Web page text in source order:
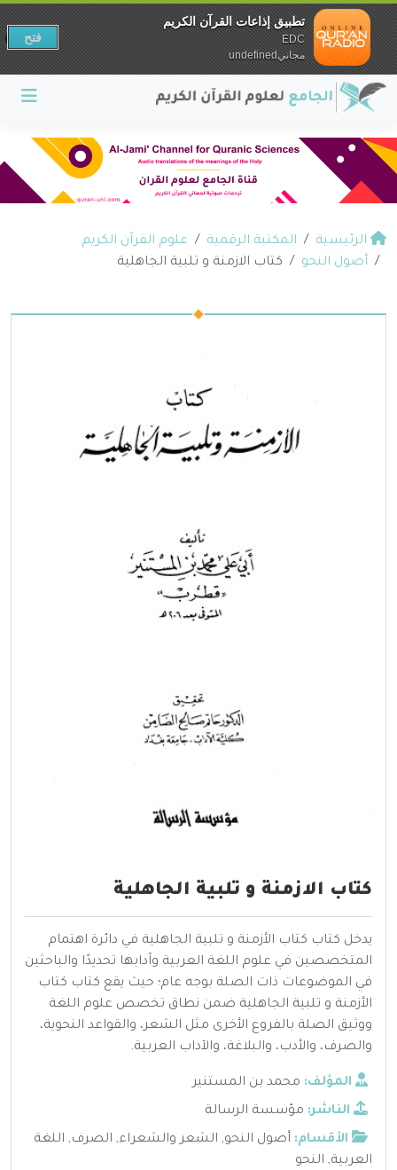
الرئيسية المكتبة الرقمية
علوم القرآن الكريم
أصول النحو
كتاب الازمنة و تلبية الجاهلية
كتاب الازمنة و تلبية الجاهلية
يدخل كتاب كتاب الأزمنة و تلبية الجاهلية في دائرة اهتمام
المتخصصين في علوم اللغة العربية وآدابها تحديدًا والباحثين
في الموضوعات ذات الصلة بوجه عام؛ حيث يقع كتاب كتاب
الأزمنة و تلبية الجاهلية ضمن نطاق تخصص علوم اللغة
ووثيق الصلة بالفروع الأخرى مثل الشعر، والقواعد النحوية،
والصرف، والأدب، والبلاغة، والآداب العربية.
المؤلف: محمد بن المستنير
الناشر: مؤسسة الرسالة
الأقسام: أصول النحو, الشعر والشعراء, الصرف, اللغة
العربية, النحو
تطبيق إذاعات القرآن الكريم
EDC
مجانيundefined
فتح